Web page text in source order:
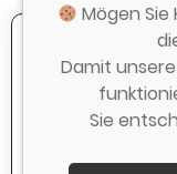
Mögen Sie
Damit
Sie